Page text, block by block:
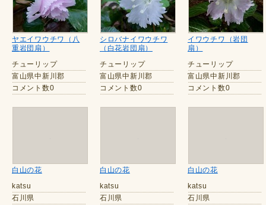
ヤエイワウチワ（八
重岩団扇）
チューリップ
富山県中新川郡
コメント数0
シロバナイワウチワ
（白花岩団扇）
チューリップ
富山県中新川郡
コメント数0
イワウチワ（岩団
扇）
チューリップ
富山県中新川郡
コメント数0
白山の花
katsu
石川県
白山の花
katsu
石川県
白山の花
katsu
石川県